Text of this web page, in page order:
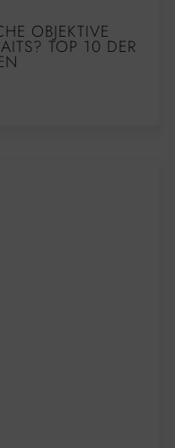
OBJEKTIVE
TOP 10 DER